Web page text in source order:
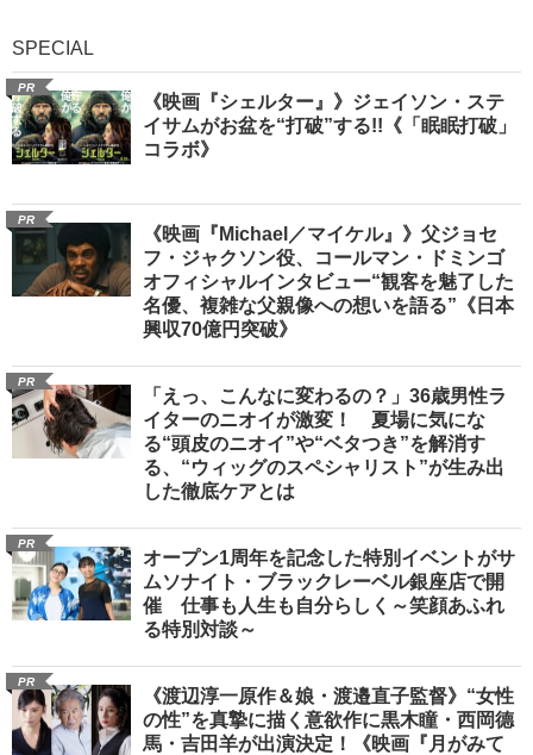
SPECIAL
PR
《映画『シェルター』》ジェイソン・ステ
イサムがお盆を“打破”する!!《「眠眠打破」
コラボ》
PR
《映画『Michael／マイケル』》父ジョセ
フ・ジャクソン役、コールマン・ドミンゴ
オフィシャルインタビュー“観客を魅了した
名優、複雑な父親像への想いを語る”《日本
興収70億円突破》
PR
「えっ、こんなに変わるの？」36歳男性ラ
イターのニオイが激変！ 夏場に気にな
る“頭皮のニオイ”や“ベタつき”を解消す
る、“ウィッグのスペシャリスト”が生み出
した徹底ケアとは
PR
オープン1周年を記念した特別イベントがサ
ムソナイト・ブラックレーベル銀座店で開
催 仕事も人生も自分らしく～笑顔あふれ
る特別対談～
PR
《渡辺淳一原作＆娘・渡邉直子監督》“女性
の性”を真摯に描く意欲作に黒木瞳・西岡德
馬・吉田羊が出演決定！《映画『月がみて